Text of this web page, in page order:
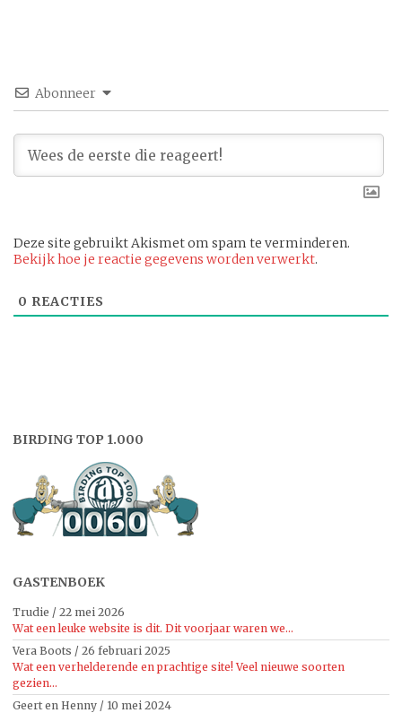
Abonneer
Deze site gebruikt Akismet om spam te verminderen.
Bekijk hoe je reactie gegevens worden verwerkt.
0 REACTIES
BIRDING TOP 1.000
GASTENBOEK
Trudie / 22 mei 2026
Wat een leuke website is dit. Dit voorjaar waren we...
Vera Boots / 26 februari 2025
Wat een verhelderende en prachtige site! Veel nieuwe soorten
gezien...
Geert en Henny / 10 mei 2024